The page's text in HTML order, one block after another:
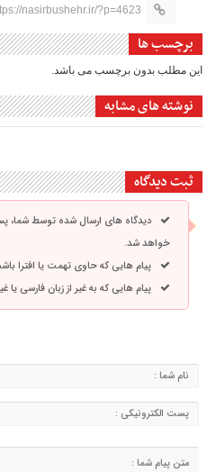
nasirbushehr.ir/?p=4623
برچسب ها
این مطلب بدون برچسب می باشد.
نوشته های مشابه
ثبت دیدگاه
دیدگاه های ارسال شده توسط شما،
خواهد شد.
پیام هایی که حاوی تهمت یا افترا
پیام هایی که به غیر از زبان فارسی